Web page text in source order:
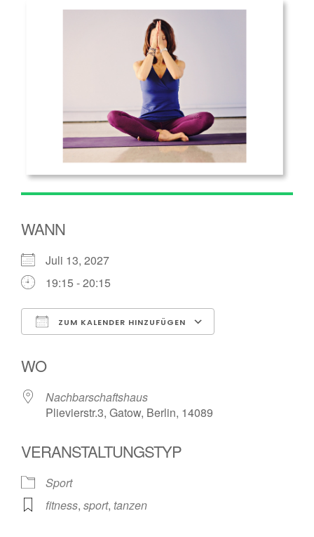
WANN
Juli 13, 2027
19:15 - 20:15
ZUM KALENDER HINZUFÜGEN
WO
Nachbarschaftshaus
Plievierstr.3, Gatow, Berlin, 14089
VERANSTALTUNGSTYP
Sport
fitness, sport, tanzen